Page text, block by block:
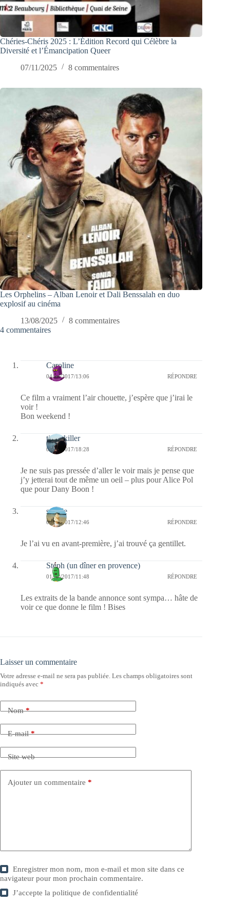
Chéries-Chéris 2025 : L’Édition Record qui Célèbre la
Diversité et l’Émancipation Queer
07/11/2025
8 commentaires
Les Orphelins – Alban Lenoir et Dali Benssalah en duo
explosif au cinéma
13/08/2025
8 commentaires
4 commentaires
Caroline
04/02/2017/13:06 RÉPONDRE
Ce film a vraiment l’air chouette, j’espère que j’irai le
voir !
Bon weekend !
tinalakiller
02/02/2017/18:28 RÉPONDRE
Je ne suis pas pressée d’aller le voir mais je pense que
j’y jetterai tout de même un oeil – plus pour Alice Pol
que pour Dany Boon !
sophie
01/02/2017/12:46 RÉPONDRE
Je l’ai vu en avant-première, j’ai trouvé ça gentillet.
Stéph (un dîner en provence)
01/02/2017/11:48 RÉPONDRE
Les extraits de la bande annonce sont sympa… hâte de
voir ce que donne le film ! Bises
Laisser un commentaire
Votre adresse e-mail ne sera pas publiée. Les champs obligatoires sont
indiqués avec *
Nom*
E-mail*
Site web
Ajouter un commentaire *
Enregistrer mon nom, mon e-mail et mon site dans ce
navigateur pour mon prochain commentaire.
J’accepte lapolitique de confidentialité